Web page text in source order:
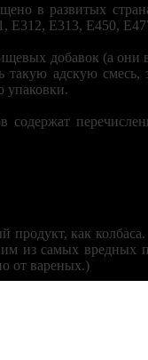
в развитых
Е312, Е313, Е450,
добавок (а они
адскую смесь,
упаковки.
как
из самых вредных
от вареных.)
своем стала
колбасы на кусок
себя